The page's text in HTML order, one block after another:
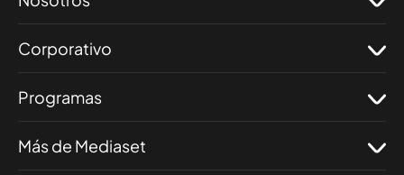
Corporativo
Programas
Más de Mediaset